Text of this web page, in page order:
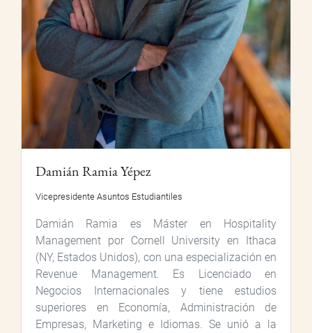
Damián Ramia Yépez
Vicepresidente Asuntos Estudiantiles
Damián Ramia es Máster en Hospitality
Management por Cornell University en Ithaca
(NY, Estados Unidos), con una especialización en
Revenue Management. Es Licenciado en
Negocios Internacionales y tiene estudios
superiores en Economía, Administración de
Empresas, Marketing e Idiomas. Se unió a la